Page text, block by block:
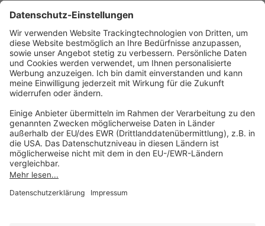
(08233) 38 11 23
service@forum-verlag.com
Mo-Do 07:30 - 17:00 Uhr
Fr 07:30 - 15:00 Uhr
Folgen Sie uns
Impressum
Datenschutz